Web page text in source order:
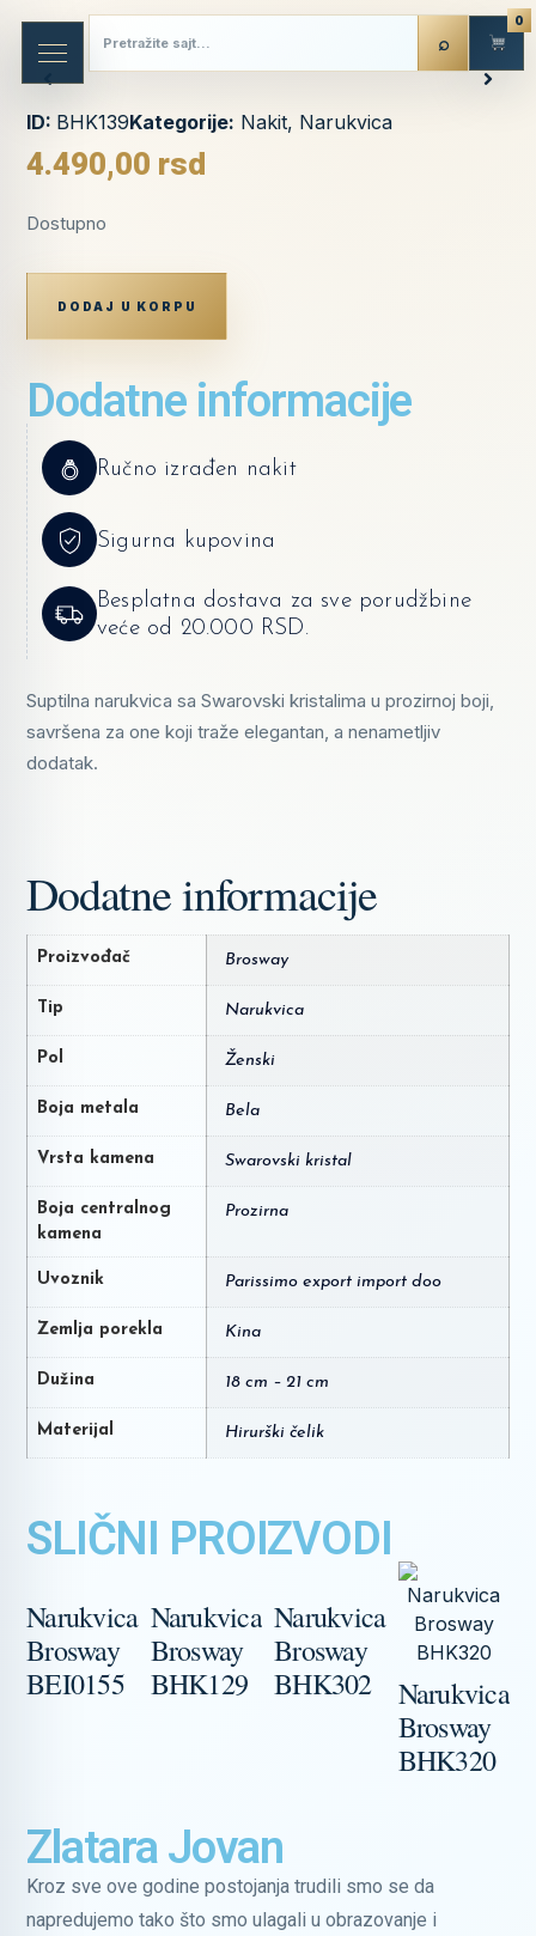
ID: BHK139Kategorije: Nakit, Narukvica
4.490,00 rsd
Dostupno
DODAJ U KORPU
Dodatne informacije
Ručno izrađen nakit
Sigurna kupovina
Besplatna dostava za sve porudžbine
veće od 20.000 RSD.
Suptilna narukvica sa Swarovski kristalima u prozirnoj boji,
savršena za one koji traže elegantan, a nenametljiv
dodatak.
Dodatne informacije
Proizvođač Brosway
Tip Narukvica
Pol Ženski
Boja metala Bela
Vrsta kamena Swarovski kristal
Boja centralnog
kamena
Prozirna
Uvoznik Parissimo export import doo
Zemlja porekla Kina
Dužina 18 cm – 21 cm
Materijal Hirurški čelik
SLIČNI PROIZVODI
Narukvica
Brosway
BEI0155
Narukvica
Brosway
BHK129
Narukvica
Brosway
BHK302
Narukvica
Brosway
BHK320
Zlatara Jovan
Kroz sve ove godine postojanja trudili smo se da
napredujemo tako što smo ulagali u obrazovanje i
0